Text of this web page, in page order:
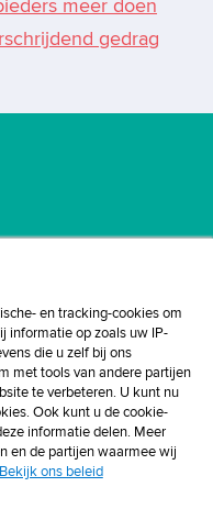
meer doen
gedrag
en tracking-cookies om
informatie op zoals uw IP-
die u zelf bij ons
met tools van andere partijen
te verbeteren. U kunt nu
Ook kunt u de cookie-
informatie delen. Meer
en de partijen waarmee wij
Bekijk ons beleid